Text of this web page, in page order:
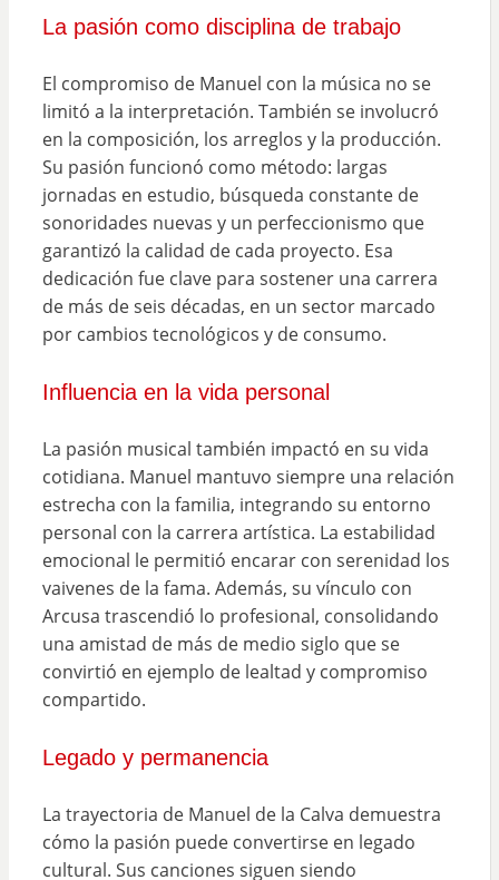
La pasión como disciplina de trabajo
El compromiso de Manuel con la música no se
limitó a la interpretación. También se involucró
en la composición, los arreglos y la producción.
Su pasión funcionó como método: largas
jornadas en estudio, búsqueda constante de
sonoridades nuevas y un perfeccionismo que
garantizó la calidad de cada proyecto. Esa
dedicación fue clave para sostener una carrera
de más de seis décadas, en un sector marcado
por cambios tecnológicos y de consumo.
Influencia en la vida personal
La pasión musical también impactó en su vida
cotidiana. Manuel mantuvo siempre una relación
estrecha con la familia, integrando su entorno
personal con la carrera artística. La estabilidad
emocional le permitió encarar con serenidad los
vaivenes de la fama. Además, su vínculo con
Arcusa trascendió lo profesional, consolidando
una amistad de más de medio siglo que se
convirtió en ejemplo de lealtad y compromiso
compartido.
Legado y permanencia
La trayectoria de Manuel de la Calva demuestra
cómo la pasión puede convertirse en legado
cultural. Sus canciones siguen siendo